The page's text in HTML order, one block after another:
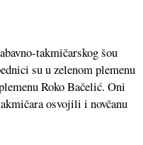
takmičarskog šou
su u zelenom plemenu
Roko Bačelić. Oni
osvojili i novčanu